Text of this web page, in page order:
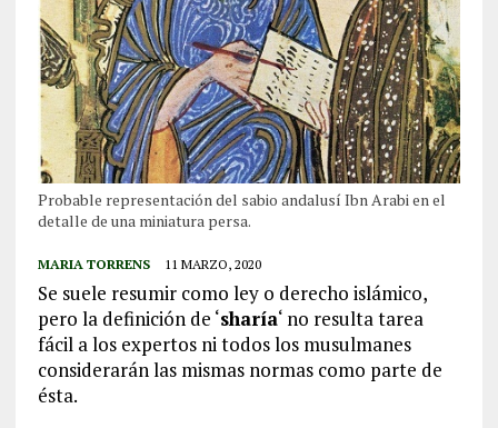
Probable representación del sabio andalusí Ibn Arabi en el
detalle de una miniatura persa.
MARIA TORRENS 11 MARZO, 2020
Se suele resumir como ley o derecho islámico,
pero la definición de ‘sharía‘ no resulta tarea
fácil a los expertos ni todos los musulmanes
considerarán las mismas normas como parte de
ésta.